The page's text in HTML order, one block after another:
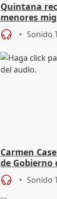
Quintana
menores
aportación
Sonido
Carmen
de Gobierno
de Pérez de
Sonido